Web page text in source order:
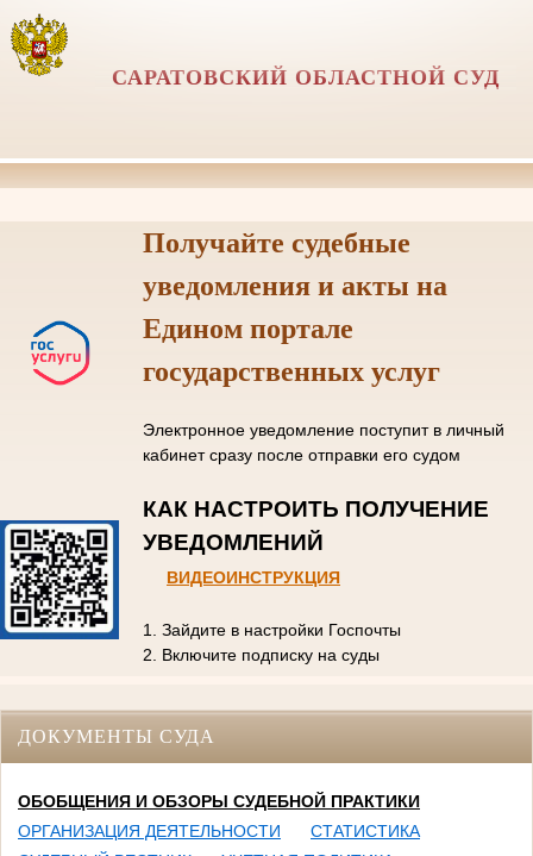
САРАТОВСКИЙ ОБЛАСТНОЙ СУД
Получайте судебные
уведомления и акты на
Едином портале
государственных услуг
Электронное уведомление поступит в личный
кабинет сразу после отправки его судом
КАК НАСТРОИТЬ ПОЛУЧЕНИЕ
УВЕДОМЛЕНИЙ
ВИДЕОИНСТРУКЦИЯ
1. Зайдите в настройки Госпочты
2. Включите подписку на суды
ДОКУМЕНТЫ СУДА
ОБОБЩЕНИЯ И ОБЗОРЫ СУДЕБНОЙ ПРАКТИКИ
ОРГАНИЗАЦИЯ ДЕЯТЕЛЬНОСТИ
СТАТИСТИКА